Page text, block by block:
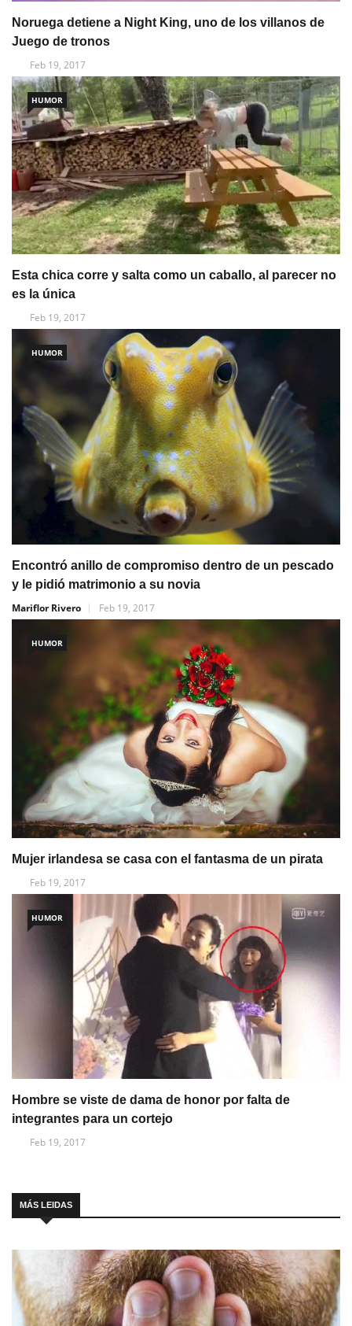
Noruega detiene a Night King, uno de los villanos de
Juego de tronos
Feb 19, 2017
HUMOR
Esta chica corre y salta como un caballo, al parecer no
es la única
Feb 19, 2017
HUMOR
Encontró anillo de compromiso dentro de un pescado
y le pidió matrimonio a su novia
Mariflor Rivero
Feb 19, 2017
HUMOR
Mujer irlandesa se casa con el fantasma de un pirata
Feb 19, 2017
HUMOR
Hombre se viste de dama de honor por falta de
integrantes para un cortejo
Feb 19, 2017
MÁS LEIDAS